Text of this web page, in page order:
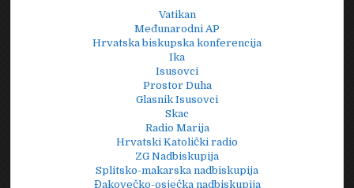
Vatikan
Međunarodni AP
Hrvatska biskupska konferencija
Ika
Isusovci
Prostor Duha
Glasnik Isusovci
Skac
Radio Marija
Hrvatski Katolički radio
ZG Nadbiskupija
Splitsko-makarska nadbiskupija
Đakovečko-osječka nadbiskupija